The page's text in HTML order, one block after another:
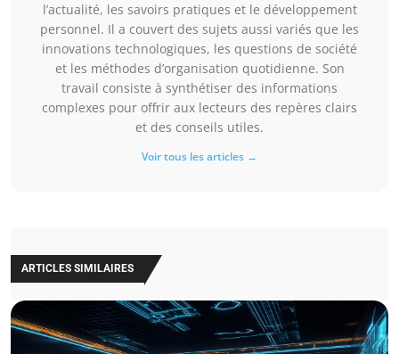
l’actualité, les savoirs pratiques et le développement
personnel. Il a couvert des sujets aussi variés que les
innovations technologiques, les questions de société
et les méthodes d’organisation quotidienne. Son
travail consiste à synthétiser des informations
complexes pour offrir aux lecteurs des repères clairs
et des conseils utiles.
Voir tous les articles →
ARTICLES SIMILAIRES